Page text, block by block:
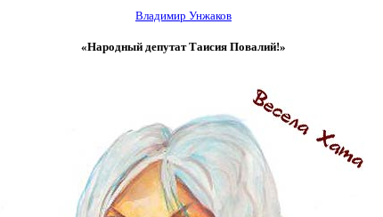
Владимир Унжаков
«Народный депутат Таисия Повалий!»